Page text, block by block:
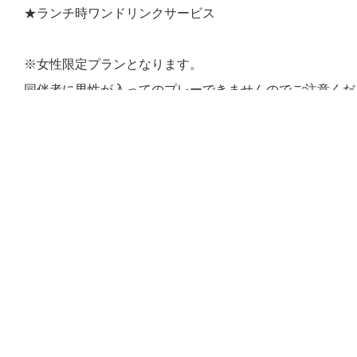
★ランチ時ワンドリンクサービス
※女性限定プランとなります。
同伴者に男性が入ってのプレーできませんのでご注意くだ